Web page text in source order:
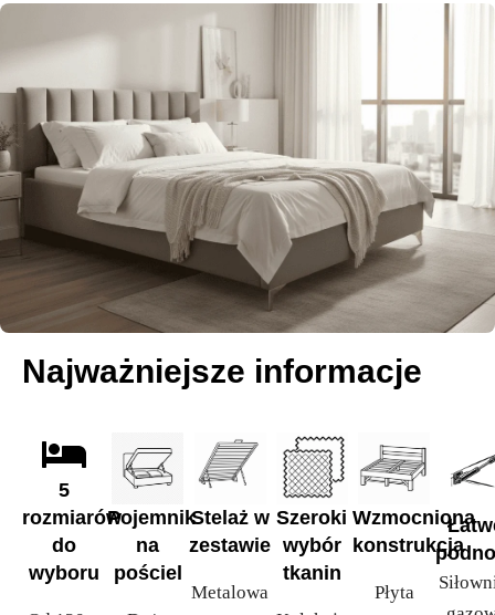
Najważniejsze informacje
5
rozmiarów
do
wyboru
Pojemnik
na
pościel
Stelaż w
zestawie
Metalowa
Szeroki
wybór
tkanin
Wzmocniona
konstrukcja
Płyta